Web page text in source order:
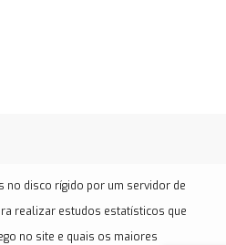
no disco rígido por um servidor de
realizar estudos estatísticos que
no site e quais os maiores